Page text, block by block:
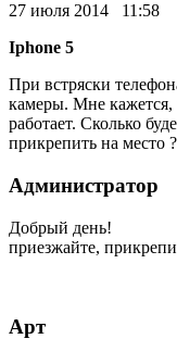
27 июля 2014 11:58
Iphone 5
При встряски
камеры. Мне кажется,
работает. Сколько
прикрепить на место ?
Администратор
Добрый день!
приезжайте,
Арт